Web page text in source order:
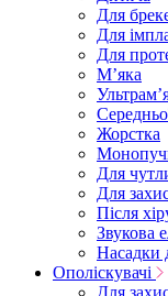
Для
Для
Для
Мʼяка
Жорстка
Для
Для
Після
Звукова
Насадки
Ополіскувачі
Для